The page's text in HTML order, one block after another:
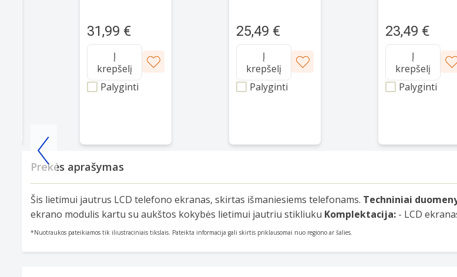
31,99 €
Į
krepšelį
Palyginti
25,49 €
Į
krepšelį
Palyginti
23,49 €
Į
krepšelį
Palyginti
Item
25
Prekės aprašymas
Šis lietimui jautrus LCD telefono ekranas, skirtas išmaniesiems telefonams. Techniniai
ekrano modulis kartu su aukštos kokybės lietimui jautriu stikliuku Komplektacija: - LCD
*Nuotraukos pateikiamos tik iliustraciniais tikslais. Pateikta informacija gali skirtis priklausomai nuo regiono ar šalies.